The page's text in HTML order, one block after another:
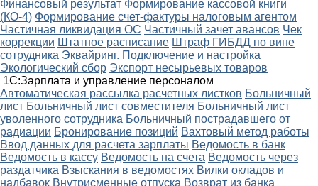
Финансовый результат Формирование кассовой книги
(КО-4) Формирование счет-фактуры налоговым агентом
Частичная ликвидация ОС Частичный зачет авансов Чек
коррекции Штатное расписание Штраф ГИБДД по вине
сотрудника Эквайринг. Подключение и настройка
Экологический сбор Экспорт несырьевых товаров
1С:Зарплата и управление персоналом
Автоматическая рассылка расчетных листков Больничный
лист Больничный лист совместителя Больничный лист
уволенного сотрудника Больничный пострадавшего от
радиации Бронирование позиций Вахтовый метод работы
Ввод данных для расчета зарплаты Ведомость в банк
Ведомость в кассу Ведомость на счета Ведомость через
раздатчика Взыскания в ведомостях Вилки окладов и
надбавок Внутрисменные отпуска Возврат из банка